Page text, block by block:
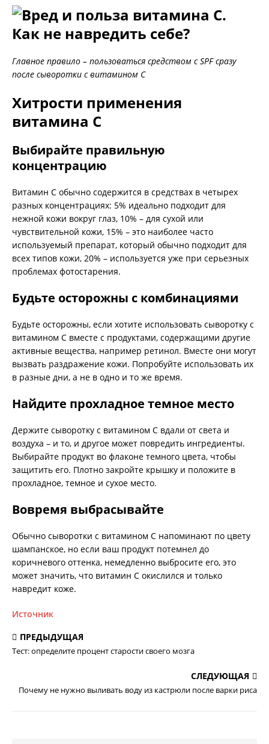
Главное правило – пользоваться средством с SPF сразу
после сыворотки с витамином С
Хитрости применения
витамина С
Выбирайте правильную
концентрацию
Витамин С обычно содержится в средствах в четырех
разных концентрациях: 5% идеально подходит для
нежной кожи вокруг глаз, 10% – для сухой или
чувствительной кожи, 15% – это наиболее часто
используемый препарат, который обычно подходит для
всех типов кожи, 20% – используется уже при серьезных
проблемах фотостарения.
Будьте осторожны с комбинациями
Будьте осторожны, если хотите использовать сыворотку с
витамином С вместе с продуктами, содержащими другие
активные вещества, например ретинол. Вместе они могут
вызвать раздражение кожи. Попробуйте использовать их
в разные дни, а не в одно и то же время.
Найдите прохладное темное место
Держите сыворотку с витамином С вдали от света и
воздуха – и то, и другое может повредить ингредиенты.
Выбирайте продукт во флаконе темного цвета, чтобы
защитить его. Плотно закройте крышку и положите в
прохладное, темное и сухое место.
Вовремя выбрасывайте
Обычно сыворотки с витамином С напоминают по цвету
шампанское, но если ваш продукт потемнел до
коричневого оттенка, немедленно выбросите его, это
может значить, что витамин С окислился и только
навредит коже.
Источник
ПРЕДЫДУЩАЯ
Тест: определите процент старости своего мозга
СЛЕДУЮЩАЯ
Почему не нужно выливать воду из кастрюли после варки риса